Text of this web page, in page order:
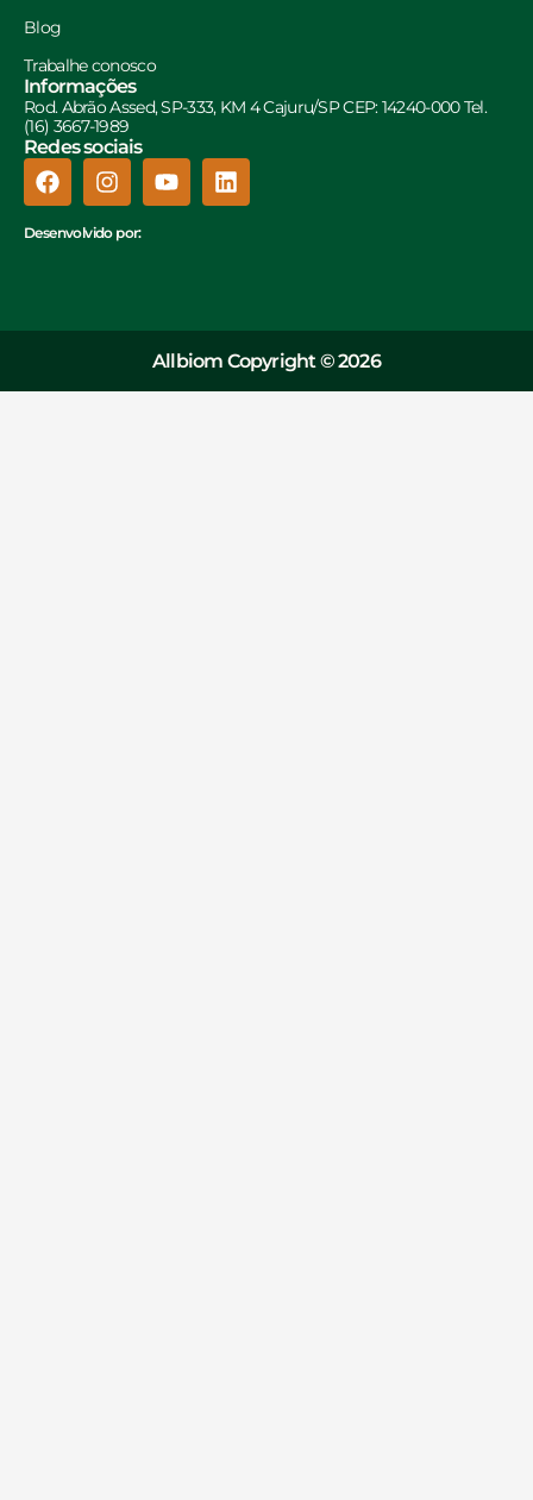
Blog
Trabalhe conosco
Informações
Rod. Abrão Assed, SP-333, KM 4 Cajuru/SP CEP: 14240-000 Tel.
(16) 3667-1989
Redes sociais
Desenvolvido por:
Allbiom Copyright © 2026